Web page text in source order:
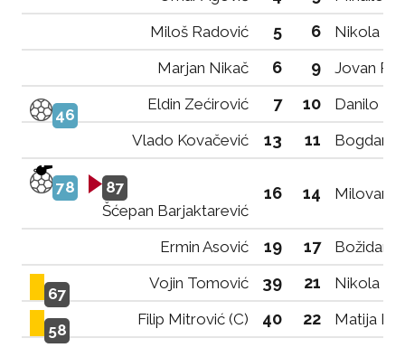
Miloš Radović
5 6
Nikola
Marjan Nikač
6 9 Jovan
46
Eldin Zećirović 7 10
Danilo
Vlado Kovačević
13 11 Bogdan
78
87
Šćepan Barjaktarević
16 14 Milovan
Ermin Asović 19 17 Božidar
67
Vojin Tomović 39 21 Nikola
58
Filip Mitrović (C) 40 22 Matija